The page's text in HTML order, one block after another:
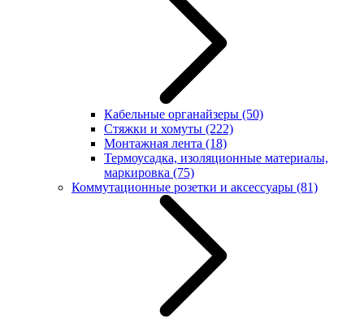
Кабельные органайзеры (50)
Стяжки и хомуты (222)
Монтажная лента (18)
Термоусадка, изоляционные материалы,
маркировка (75)
Коммутационные розетки и аксессуары (81)